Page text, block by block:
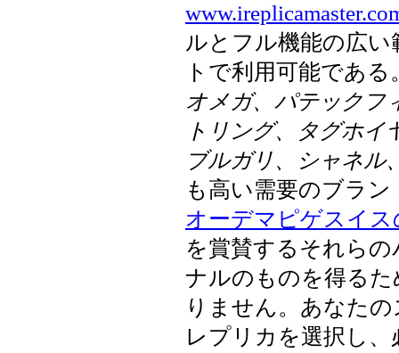
ルとフル機能の広
トで利用可能であ
オメガ、パテックフ
トリング、タグホ
ブルガリ、シャネル
も高い需要のブラ
オーデマピゲスイ
を賞賛するそれら
ナルのものを得る
りません。あなた
レプリカを選択し